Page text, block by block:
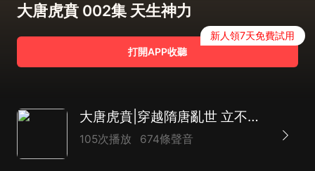
大唐虎賁 002集 天生神力
打開APP收聽
新人領7天免費試用
大唐虎賁|穿越隋唐亂世 立不世之功|熱血機智|花茶大叔演播
105次播放 674條聲音